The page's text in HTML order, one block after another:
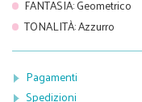
FANTASIA:Geometrico
TONALITÀ:Azzurro
Pagamenti
Spedizioni